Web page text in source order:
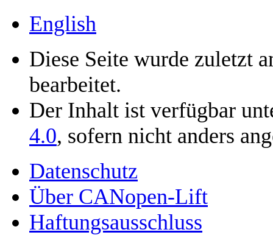
English
Diese Seite wurde zuletzt
bearbeitet.
Der Inhalt ist verfügbar
4.0, sofern nicht anders
Datenschutz
Über CANopen-Lift
Haftungsausschluss